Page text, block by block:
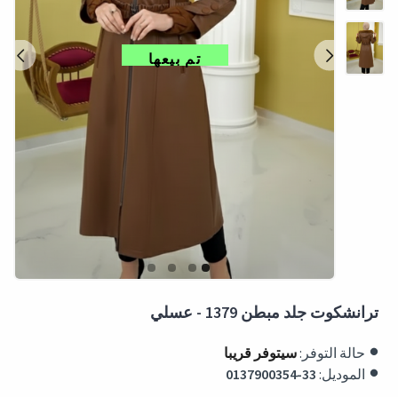
تم بيعها
ترانشكوت جلد مبطن 1379 - عسلي
حالة التوفر:سيتوفر قريبا
الموديل: 0137900354-33